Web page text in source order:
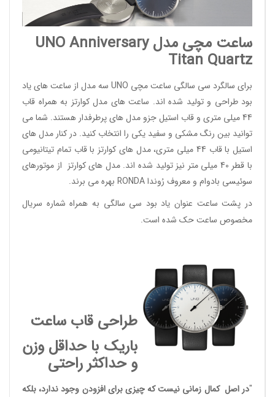
ساعت مچی مدلUNO Anniversary
Titan Quartz
برای سالگرد سی سالگی ساعت مچی UNO سه مدل از ساعت های یاد
بود طراحی و تولید شده اند. ساعت های مدل کوارتز به همراه قاب
44 میلی متری و قاب استیل جزو مدل های پرطرفدار هستند. شما می
توانید بین رنگ مشکی و سفید یکی را انتخاب کنید. در کنار مدل های
استیل با قاب 44 میلی متری، مدل های کوارتز با قاب تمام تیتانیومی
با قطر 40 میلی متر نیز تولید شده اند. مدل های کوارتز از موتورهای
سوئیسی بادوام و معروف رُوندا RONDA بهره می برند.
در پشت ساعت عنوان یاد بود سی سالگی به همراه شماره سریال
مخصوص ساعت حک شده است.
طراحی قاب ساعت
باریک با حداقل وزن
و حداکثر راحتی
"در اصل کمال زمانی نیست که چیزی برای افزودن وجود ندارد، بلکه